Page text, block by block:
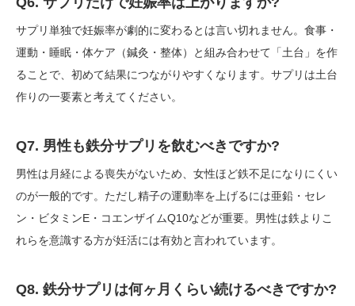
サプリ単独で妊娠率が劇的に変わるとは言い切れません。食事・
運動・睡眠・体ケア（鍼灸・整体）と組み合わせて「土台」を作
ることで、初めて結果につながりやすくなります。サプリは土台
作りの一要素と考えてください。
Q7. 男性も鉄分サプリを飲むべきですか?
男性は月経による喪失がないため、女性ほど鉄不足になりにくい
のが一般的です。ただし精子の運動率を上げるには亜鉛・セレ
ン・ビタミンE・コエンザイムQ10などが重要。男性は鉄よりこ
れらを意識する方が妊活には有効と言われています。
Q8. 鉄分サプリは何ヶ月くらい続けるべきですか?